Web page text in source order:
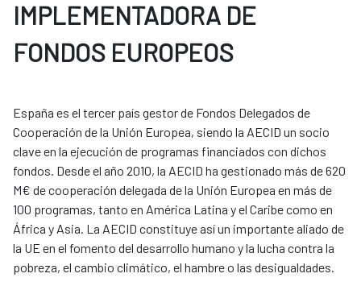
IMPLEMENTADORA DE
FONDOS EUROPEOS
España es el tercer país gestor de Fondos Delegados de
Cooperación de la Unión Europea, siendo la AECID un socio
clave en la ejecución de programas financiados con dichos
fondos. Desde el año 2010, la AECID ha gestionado más de 620
M€ de cooperación delegada de la Unión Europea en más de
100 programas, tanto en América Latina y el Caribe como en
África y Asia. La AECID constituye así un importante aliado de
la UE en el fomento del desarrollo humano y la lucha contra la
pobreza, el cambio climático, el hambre o las desigualdades.